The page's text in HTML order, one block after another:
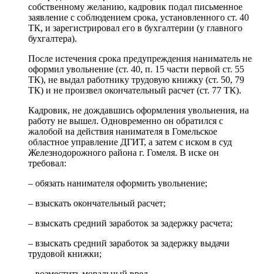
собственному желанию, кадровик подал письменное
заявление с соблюдением срока, установленного ст. 40
ТК, и зарегистрировал его в бухгалтерии (у главного
бухгалтера).
После истечения срока предупреждения наниматель не
оформил увольнение (ст. 40, п. 15 части первой ст. 55
ТК), не выдал работнику трудовую книжку (ст. 50, 79
ТК) и не произвел окончательный расчет (ст. 77 ТК).
Кадровик, не дождавшись оформления увольнения, на
работу не вышел. Одновременно он обратился с
жалобой на действия нанимателя в Гомельское
областное управление ДГИТ, а затем с иском в суд
Железнодорожного района г. Гомеля. В иске он
требовал:
– обязать нанимателя оформить увольнение;
– взыскать окончательный расчет;
– взыскать средний заработок за задержку расчета;
– взыскать средний заработок за задержку выдачи
трудовой книжки;